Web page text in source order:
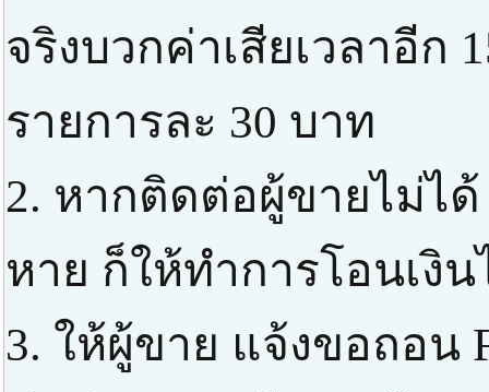
จริงบวกค่าเสียเวลาอีก
รายการละ 30 บาท
2. หากติดต่อผู้ขายไม่ไ
หาย ก็ให้ทำการโอนเงิ
3. ให้ผู้ขาย แจ้งขอถอน